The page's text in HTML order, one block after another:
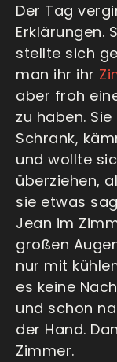
Der Tag
Erklärungen.
stellte sich
man ihr ihr
aber froh
zu haben.
Schrank,
und wollte
überziehen,
sie etwas
Jean im
großen
nur mit
es keine
und schon
der Hand.
Zimmer.